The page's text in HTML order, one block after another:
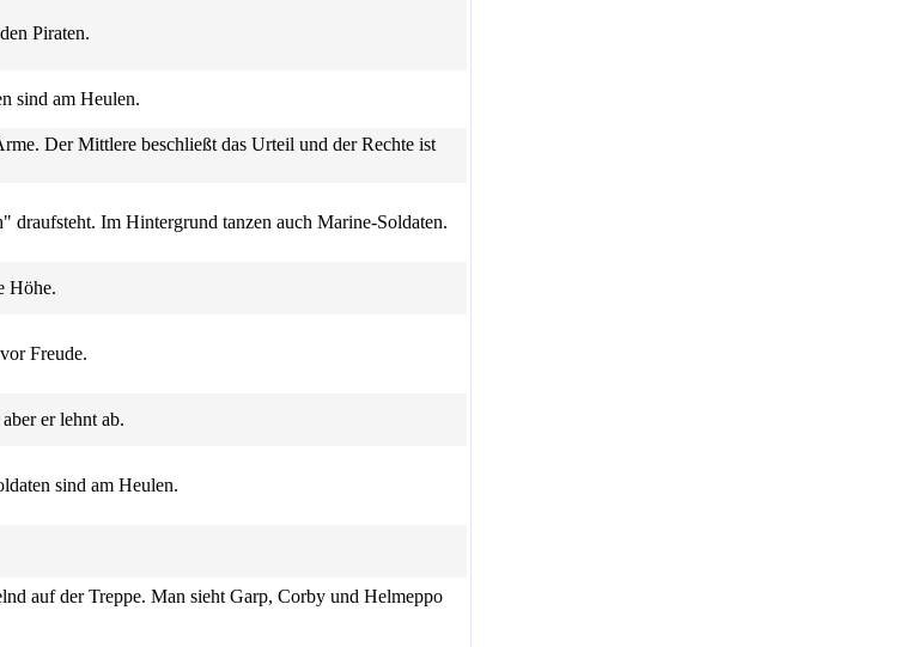
Piraten.
sind am Heulen.
Der Mittlere beschließt das Urteil und der Rechte ist
Im Hintergrund tanzen auch Marine-Soldaten.
Höhe.
Freude.
er lehnt ab.
sind am Heulen.
auf der Treppe. Man sieht Garp, Corby und Helmeppo